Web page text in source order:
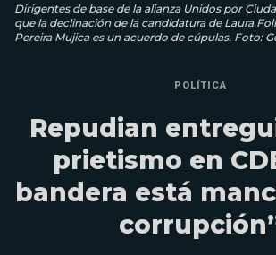
Dirigentes de base de la alianza Unidos por
que la declinación de la candidatura de Laura
Pereira Mujica es un acuerdo de cúpulas. Foto:
POLÍTICA
Repudian
prietismo en
bandera está